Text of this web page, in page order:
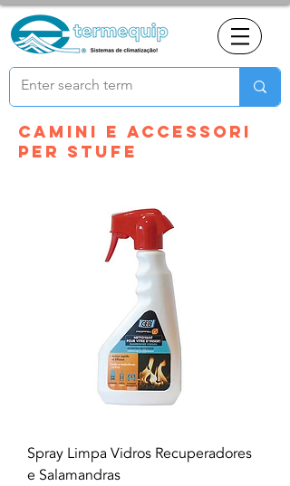
Camini e accessori
per stufe
Spray Limpa Vidros Recuperadores
e Salamandras